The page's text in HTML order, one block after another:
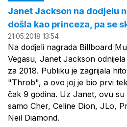
Janet Jackson na dodjelu
došla kao princeza, pa se
21.05.2018 13:54
Na dodjeli nagrada Billboard
Vegasu, Janet Jackson
za 2018. Publiku je zagrijala
"Throb", a ovo joj je bio prvi
čak 9 godina. Uz Janet, ovu
samo Cher, Celine Dion, JLo,
Neil Diamond.